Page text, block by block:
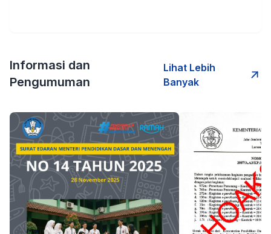
Informasi dan
Pengumuman
Lihat Lebih
Banyak